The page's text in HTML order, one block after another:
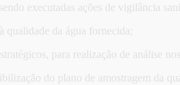
executadas ações de vigilância
qualidade da água fornecida;
para realização de análise
do plano de amostragem da